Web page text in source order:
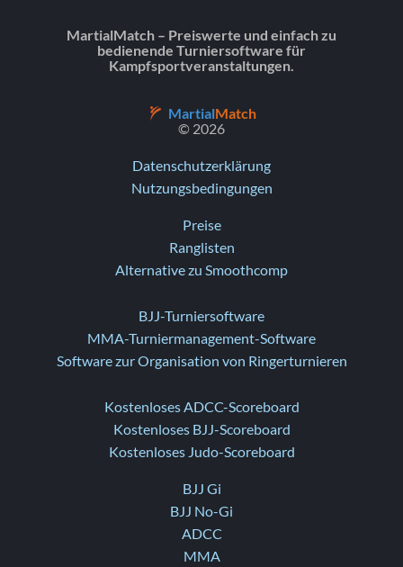
MartialMatch – Preiswerte und einfach zu
bedienende Turniersoftware für
Kampfsportveranstaltungen.
MartialMatch
© 2026
Datenschutzerklärung
Nutzungsbedingungen
Preise
Ranglisten
Alternative zu Smoothcomp
BJJ-Turniersoftware
MMA-Turniermanagement-Software
Software zur Organisation von Ringerturnieren
Kostenloses ADCC-Scoreboard
Kostenloses BJJ-Scoreboard
Kostenloses Judo-Scoreboard
BJJ Gi
BJJ No-Gi
ADCC
MMA